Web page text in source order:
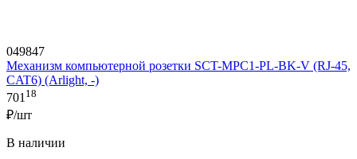
049847
Механизм компьютерной розетки SCT-MPC1-PL-BK-V (RJ-45,
CAT6) (Arlight, -)
70118
₽/шт
В наличии